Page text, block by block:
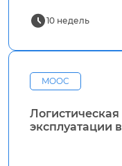
10 недель
MOOC
эксплуатации